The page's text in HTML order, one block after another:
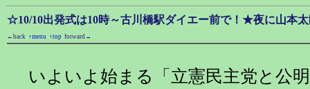
☆10/10出発式は10時～古川橋駅ダイエー前で！★夜に山本
←back ↑menu ↑top forward→
いよいよ始まる「立憲民主党と公